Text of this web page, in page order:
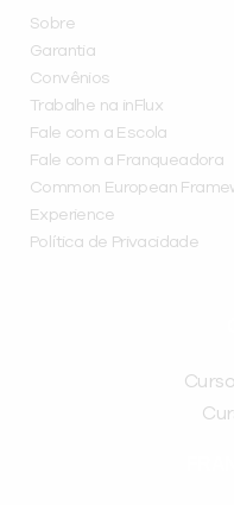
Sobre
Garantia
Convênios
Trabalhe na inFlux
Fale com a Escola
Fale com a Franqueadora
Common European
Experience
Política de Privacidade